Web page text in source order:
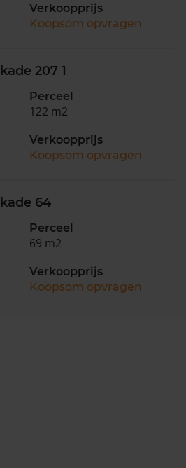
Verkoopprijs
Koopsom opvragen
207 1
Perceel
122 m2
Verkoopprijs
Koopsom opvragen
64
Perceel
69 m2
Verkoopprijs
Koopsom opvragen